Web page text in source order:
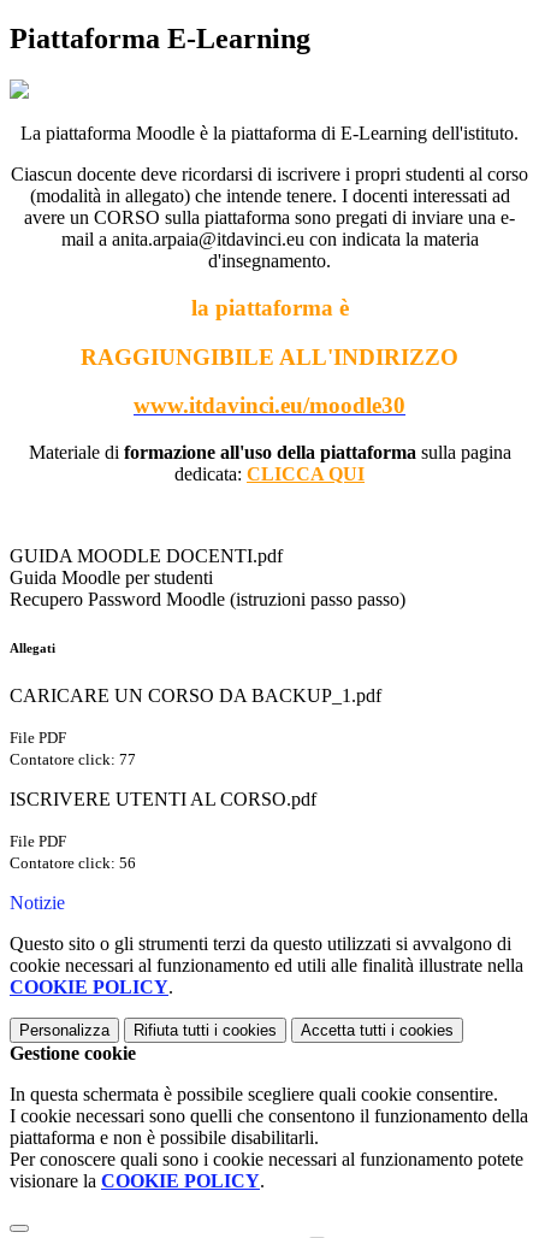
Piattaforma E-Learning
La piattaforma Moodle è la piattaforma di E-Learning dell'istituto.
Ciascun docente deve ricordarsi di iscrivere i propri studenti al corso
(modalità in allegato) che intende tenere. I docenti interessati ad
avere un CORSO sulla piattaforma sono pregati di inviare una e-
mail a anita.arpaia@itdavinci.eu con indicata la materia
d'insegnamento.
la piattaforma è
RAGGIUNGIBILE ALL'INDIRIZZO
www.itdavinci.eu/moodle30
Materiale di formazione all'uso della piattaforma sulla pagina
dedicata: CLICCA QUI
GUIDA MOODLE DOCENTI.pdf
Guida Moodle per studenti
Recupero Password Moodle (istruzioni passo passo)
Allegati
CARICARE UN CORSO DA BACKUP_1.pdf
File PDF
Contatore click: 77
ISCRIVERE UTENTI AL CORSO.pdf
File PDF
Contatore click: 56
Notizie
Questo sito o gli strumenti terzi da questo utilizzati si avvalgono di
cookie necessari al funzionamento ed utili alle finalità illustrate nella
COOKIE POLICY.
Personalizza Rifiuta tutti i cookies Accetta tutti i cookies
Gestione cookie
In questa schermata è possibile scegliere quali cookie consentire.
I cookie necessari sono quelli che consentono il funzionamento della
piattaforma e non è possibile disabilitarli.
Per conoscere quali sono i cookie necessari al funzionamento potete
visionare la COOKIE POLICY.